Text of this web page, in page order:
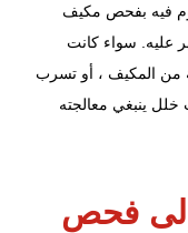
فيه بفحص مكيف
عليه. سواء كانت
من المكيف ، أو تسرب
ينبغي معالجته
إلى فحص